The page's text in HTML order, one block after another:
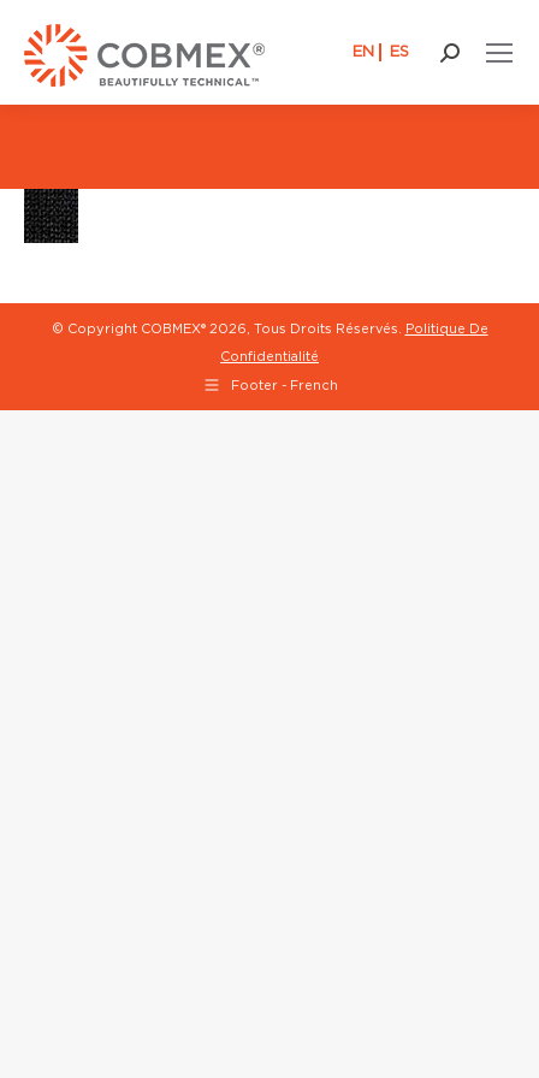
EN ES
© Copyright COBMEX® 2026, Tous Droits Réservés. Politique De
Confidentialité
Footer - French